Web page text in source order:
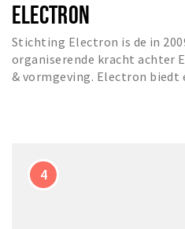
ELECTRON
Stichting Electron is de in
organiserende kracht achter
& vormgeving. Electron biedt